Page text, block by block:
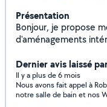
Présentation
Bonjour, je propose
d'aménagements
et également je
l'aménagement
clôture ,escalier,
sols ).
Dernier avis laissé
Il y a plus de 6 mois
Nous avons fait appel à
notre salle de bain et nos